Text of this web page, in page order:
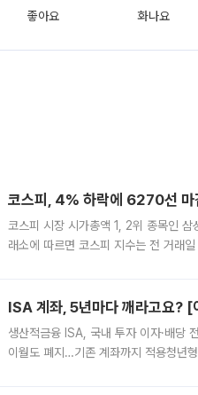
좋아요 화나요
코스피, 4% 하락에 6270선
코스피 시장 시가총액 1, 2위 종목인
래소에 따르면 코스피 지수는 전 거
ISA 계좌, 5년마다 깨라고요? [
생산적금융 ISA, 국내 투자 이자·배당
이월도 폐지…기존 계좌까지 적용청년